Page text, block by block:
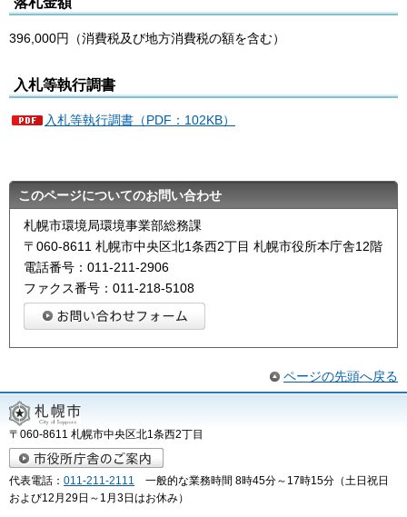
396,000円（消費税及び地方消費税の額を含む）
入札等執行調書
入札等執行調書（PDF：102KB）
このページについてのお問い合わせ
札幌市環境局環境事業部総務課
〒060-8611 札幌市中央区北1条西2丁目 札幌市役所本庁舎12階
電話番号：011-211-2906
ファクス番号：011-218-5108
ページの先頭へ戻る
〒060-8611 札幌市中央区北1条西2丁目
代表電話： 011-211-2111
一般的な業務時間 8時45分～17時15分（土日祝日
および12月29日～1月3日はお休み）